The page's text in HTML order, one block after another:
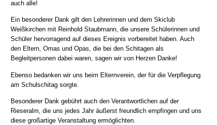
auch alle!
Ein besonderer Dank gilt den Lehrerinnen und dem Skiclub
Weißkirchen mit Reinhold Staubmann, die unsere Schülerinnen und
Schüler hervorragend auf dieses Ereignis vorbereitet haben. Auch
den Eltern, Omas und Opas, die bei den Schitagen als
Begleitpersonen dabei waren, sagen wir von Herzen Danke!
Ebenso bedanken wir uns beim Elternverein, der für die Verpflegung
am Schulschitag sorgte.
Besonderer Dank gebührt auch den Verantwortlichen auf der
Rieseralm, die uns jedes Jahr äußerst freundlich empfingen und uns
diese großartige Veranstaltung ermöglichten.